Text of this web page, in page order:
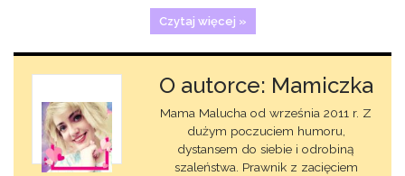
Czytaj więcej »
O autorce: Mamiczka
Mama Malucha od września 2011 r. Z
dużym poczuciem humoru,
dystansem do siebie i odrobiną
szaleństwa. Prawnik z zacięciem